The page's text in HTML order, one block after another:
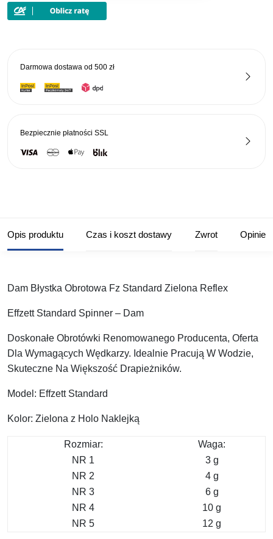
Obrotowa
Zielona
Reflex
Darmowa dostawa od 500 zł
Bezpiecznie płatności SSL
Opis produktu Czas i koszt dostawy Zwrot Opinie
Dam Błystka Obrotowa Fz Standard Zielona Reflex
Effzett Standard Spinner – Dam
Doskonałe Obrotówki Renomowanego Producenta, Oferta
Dla Wymagących Wędkarzy. Idealnie Pracują W Wodzie,
Skuteczne Na Większość Drapieżników.
Model: Effzett Standard
Kolor: Zielona z Holo Naklejką
Rozmiar:
Waga:
NR 1
3 g
NR 2
4 g
NR 3
6 g
NR 4
10 g
NR 5
12 g